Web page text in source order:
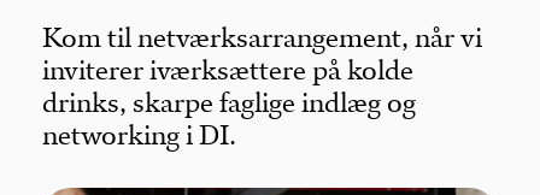
Kom til netværksarrangement, når vi
inviterer iværksættere på kolde
drinks, skarpe faglige indlæg og
networking i DI.